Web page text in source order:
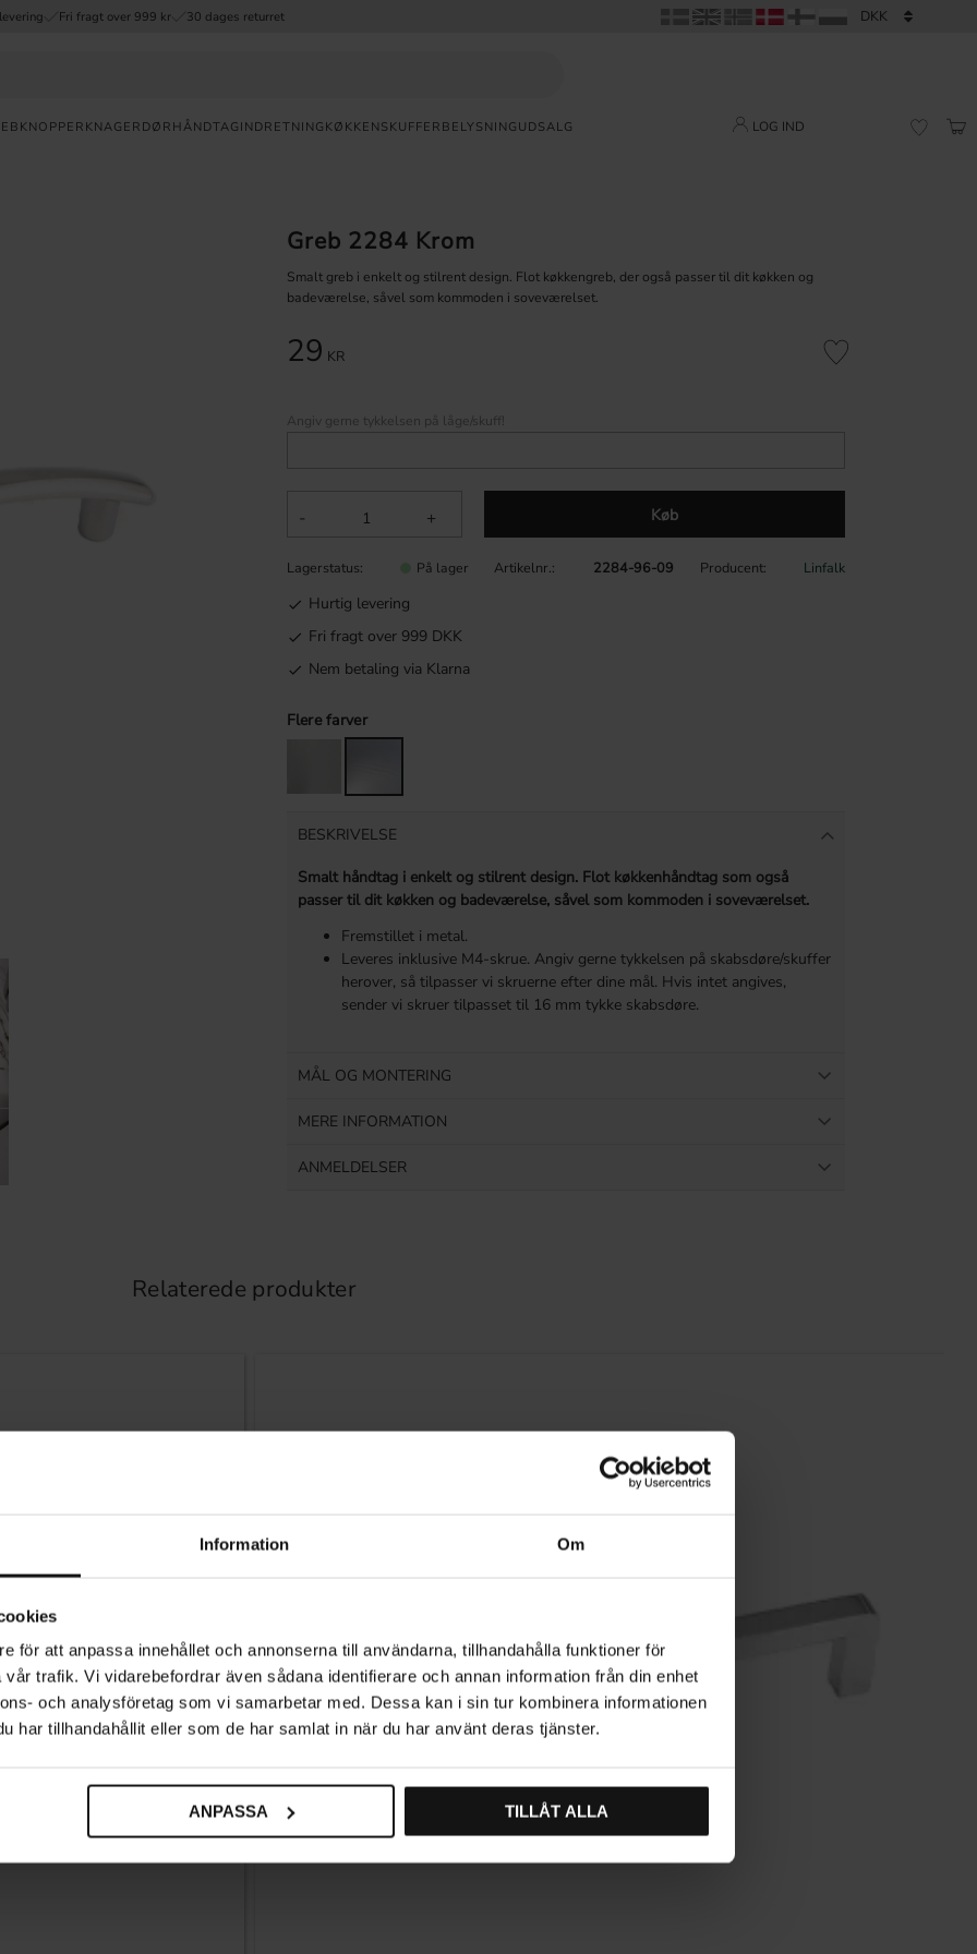
Information Om
för att anpassa innehållet och annonserna till användarna, tillhandahålla funktioner för
trafik. Vi vidarebefordrar även sådana identifierare och annan information från din enhet
och analysföretag som vi samarbetar med. Dessa kan i sin tur kombinera informationen
har tillhandahållit eller som de har samlat in när du har använt deras tjänster.
ANPASSA TILLÅT ALLA
Fri fragt over 999 kr 30 dages returret
KNOPPER KNAGER DØRHÅNDTAG INDRETNING KØKKENSKUFFER BELYSNING UDSALG LOG IND
Greb 2284 Krom
Smalt greb i enkelt og stilrent design. Flot køkkengreb, der også passer til dit køkken og
badeværelse, såvel som kommoden i soveværelset.
29 KR
+
- Køb
Gem som favorit
Angiv gerne tykkelsen på låge/skuff!
Lagerstatus På lager Artikelnr. 2284-96-09 Producent Linfalk
Hurtig levering
Fri fragt over 999 DKK
Nem betaling via Klarna
Flere farver
BESKRIVELSE
Smalt håndtag i enkelt og stilrent design. Flot køkkenhåndtag som også
passer til dit køkken og badeværelse, såvel som kommoden i soveværelset.
Fremstillet i metal.
Leveres inklusive M4-skrue. Angiv gerne tykkelsen på skabsdøre/skuffer
herover, så tilpasser vi skruerne efter dine mål. Hvis intet angives,
sender vi skruer tilpasset til 16 mm tykke skabsdøre.
MÅL OG MONTERING
MERE INFORMATION
ANMELDELSER
Relaterede produkter
HURTIG
LEVERING
ÅBENT